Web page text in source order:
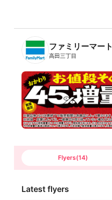
B
n
T
ファミリーマート
高田三丁目
Flyers(14)
Latest flyers